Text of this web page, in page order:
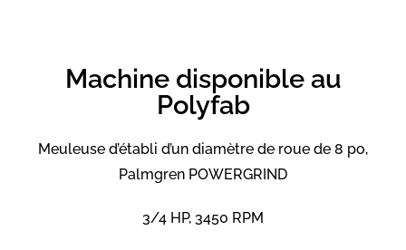
Machine disponible au
Polyfab
Meuleuse d’établi d’un diamètre de roue de 8 po,
Palmgren POWERGRIND
3/4 HP, 3450 RPM